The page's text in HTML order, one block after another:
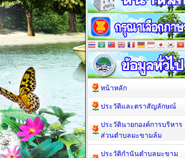
หน้าหลัก
ประวัติและตราสัญลักษณ์
ประวัตินายกองค์การบริหาร
ส่วนตำบลมะขามล้ม
ประวัติกำนันตำบลมะขาม